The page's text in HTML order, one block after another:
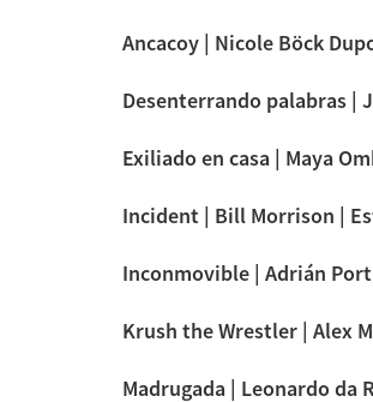
Ancacoy | Nicole Böck
Desenterrando palabras |
Exiliado en casa | Maya
Incident | Bill Morrison |
Inconmovible | Adrián
Krush the Wrestler | Alex
Madrugada | Leonardo da